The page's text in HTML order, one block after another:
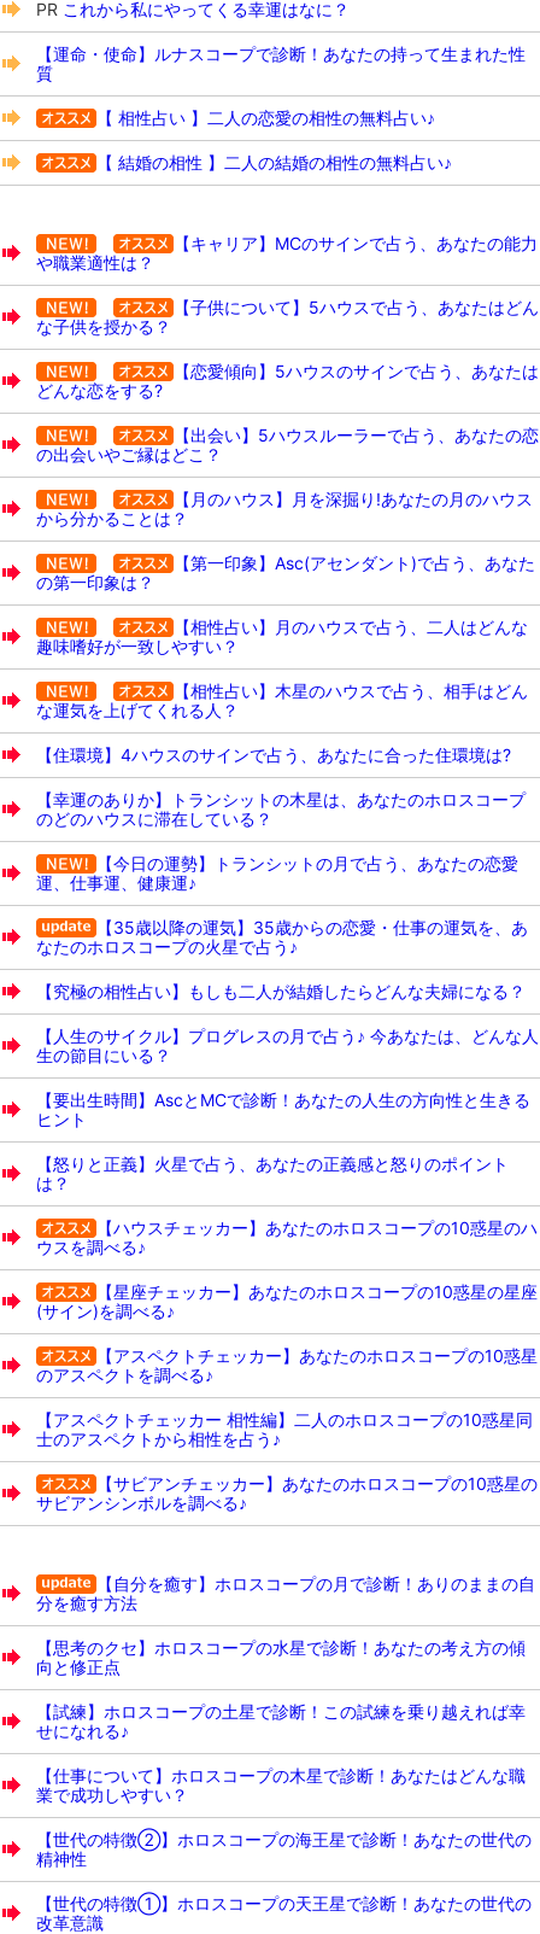
PR これから私にやってくる幸運はなに？
【運命・使命】ルナスコープで診断！あなたの持って生まれた性
質
【 相性占い 】二人の恋愛の相性の無料占い♪
【 結婚の相性 】二人の結婚の相性の無料占い♪
【キャリア】MCのサインで占う、あなたの能力
や職業適性は？
【子供について】5ハウスで占う、あなたはどん
な子供を授かる？
【恋愛傾向】5ハウスのサインで占う、あなたは
どんな恋をする?
【出会い】5ハウスルーラーで占う、あなたの恋
の出会いやご縁はどこ？
【月のハウス】月を深掘り!あなたの月のハウス
から分かることは？
【第一印象】Asc(アセンダント)で占う、あなた
の第一印象は？
【相性占い】月のハウスで占う、二人はどんな
趣味嗜好が一致しやすい？
【相性占い】木星のハウスで占う、相手はどん
な運気を上げてくれる人？
【住環境】4ハウスのサインで占う、あなたに合った住環境は?
【幸運のありか】トランシットの木星は、あなたのホロスコープ
のどのハウスに滞在している？
【今日の運勢】トランシットの月で占う、あなたの恋愛
運、仕事運、健康運♪
【35歳以降の運気】35歳からの恋愛・仕事の運気を、あ
なたのホロスコープの火星で占う♪
【究極の相性占い】もしも二人が結婚したらどんな夫婦になる？
【人生のサイクル】プログレスの月で占う♪ 今あなたは、どんな人
生の節目にいる？
【要出生時間】AscとMCで診断！あなたの人生の方向性と生きる
ヒント
【怒りと正義】火星で占う、あなたの正義感と怒りのポイント
は？
【ハウスチェッカー】あなたのホロスコープの10惑星のハ
ウスを調べる♪
【星座チェッカー】あなたのホロスコープの10惑星の星座
(サイン)を調べる♪
【アスペクトチェッカー】あなたのホロスコープの10惑星
のアスペクトを調べる♪
【アスペクトチェッカー 相性編】二人のホロスコープの10惑星同
士のアスペクトから相性を占う♪
【サビアンチェッカー】あなたのホロスコープの10惑星の
サビアンシンボルを調べる♪
【自分を癒す】ホロスコープの月で診断！ありのままの自
分を癒す方法
【思考のクセ】ホロスコープの水星で診断！あなたの考え方の傾
向と修正点
【試練】ホロスコープの土星で診断！この試練を乗り越えれば幸
せになれる♪
【仕事について】ホロスコープの木星で診断！あなたはどんな職
業で成功しやすい？
【世代の特徴②】ホロスコープの海王星で診断！あなたの世代の
精神性
【世代の特徴①】ホロスコープの天王星で診断！あなたの世代の
改革意識